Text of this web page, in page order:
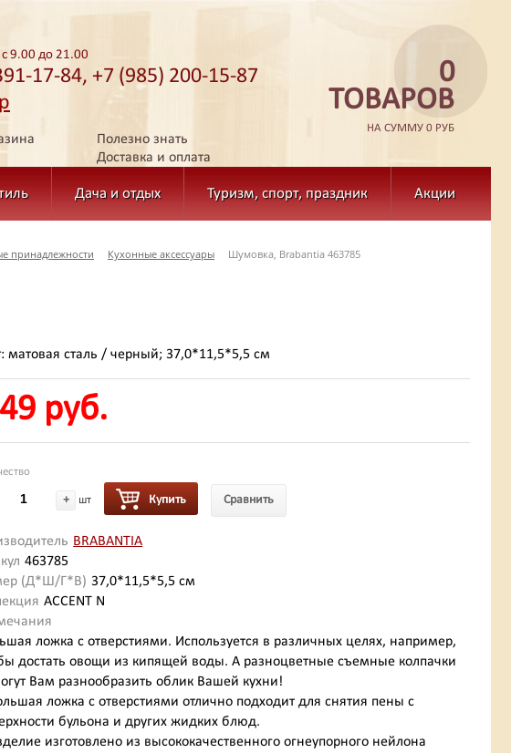
9.00 до 21.00
17-84, +7 (985) 200-15-87
Полезно знать
Доставка и оплата
0
ТОВАРОВ
НА СУММУ 0 РУБ
Дача и отдых Туризм, спорт, праздник Акции
принадлежности Кухонные аксессуары Шумовка, Brabantia 463785
матовая сталь / черный; 37,0*11,5*5,5 см
руб.
+ шт Купить Сравнить
BRABANTIA
463785
(Д*Ш/Г*В) 37,0*11,5*5,5 см
ACCENT N
ложка с отверстиями. Используется в различных целях, например,
достать овощи из кипящей воды. А разноцветные съемные колпачки
Вам разнообразить облик Вашей кухни!
ложка с отверстиями отлично подходит для снятия пены с
бульона и других жидких блюд.
изготовлено из высококачественного огнеупорного нейлона